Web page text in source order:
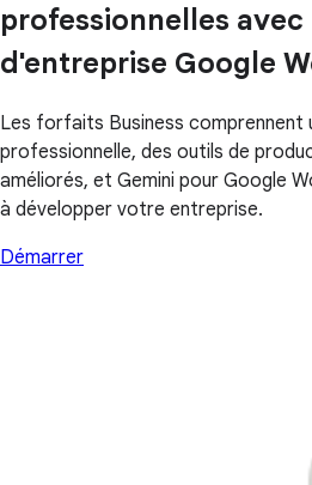
professionnelles
d'entreprise Google
Les forfaits Business comprennent
professionnelle, des outils de
améliorés, et Gemini pour Google
à développer votre entreprise.
Démarrer